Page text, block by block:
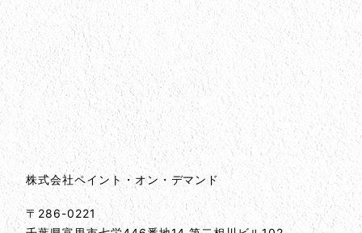
会社情報とサイトマップ
会社情報
株式会社ペイント・オン・デマンド
〒286-0221